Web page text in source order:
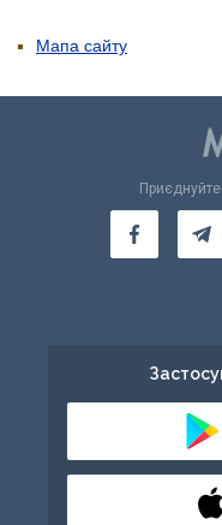
Мапа сайту